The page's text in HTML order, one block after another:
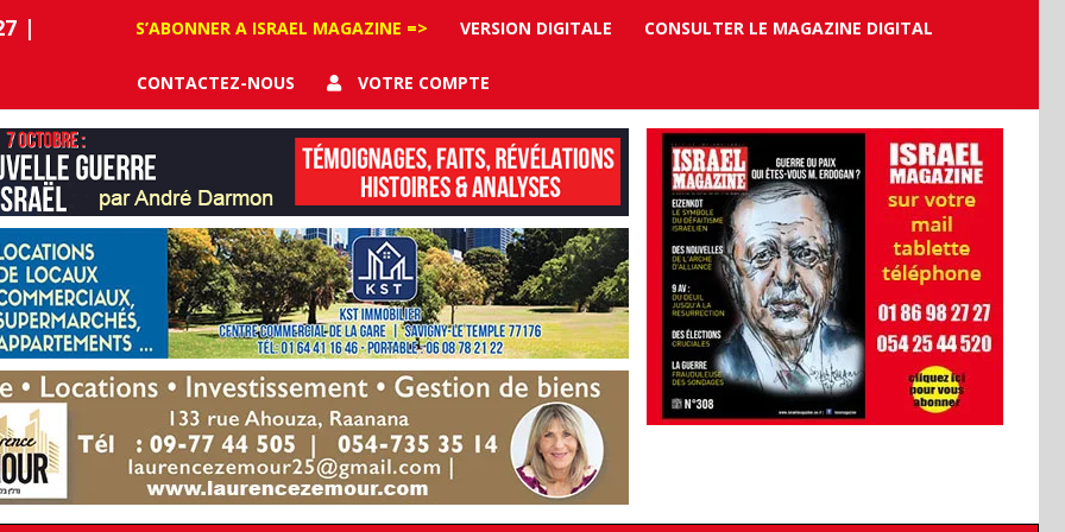
|
S’ABONNER A ISRAEL MAGAZINE => VERSION DIGITALE CONSULTER LE MAGAZINE DIGITAL
CONTACTEZ-NOUS VOTRE COMPTE